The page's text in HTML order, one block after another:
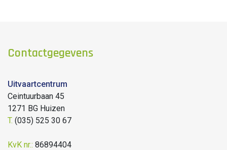
Contactgegevens
Uitvaartcentrum
Ceintuurbaan 45
1271 BG Huizen
T. (035) 525 30 67
KvK nr.: 86894404